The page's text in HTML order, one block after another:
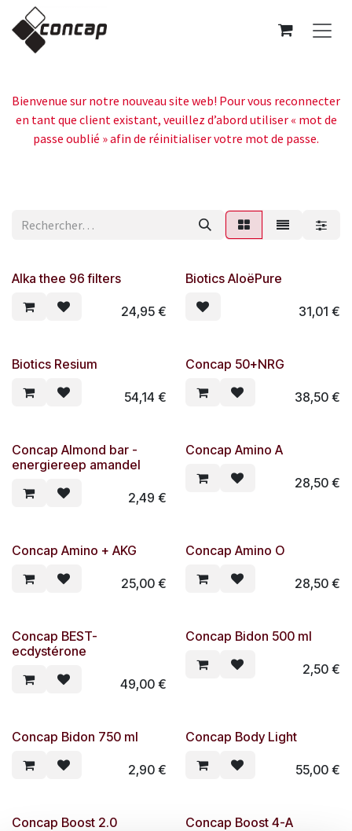
Se rendre au contenu
Bienvenue sur notre nouveau site web! Pour vous reconnecter
en tant que client existant, veuillez d’abord utiliser « mot de
passe oublié » afin de réinitialiser votre mot de passe.
Alka thee 96 filters
24,95€
Biotics AloëPure
31,01 €
Biotics Resium
54,14 €
Concap 50+NRG
38,50€
Concap Almond bar -
energiereep amandel
2,49 €
Concap Amino A
28,50€
Concap Amino + AKG
25,00€
Concap Amino O
28,50€
Concap BEST-
ecdystérone
49,00€
Concap Bidon 500 ml
2,50€
Concap Bidon 750 ml
2,90€
Concap Body Light
55,00€
Concap Boost 2.0 Concap Boost 4-A